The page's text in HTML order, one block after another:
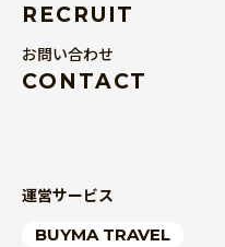
RECRUIT
お問い合わせ
CONTACT
運営サービス
BUYMA TRAVEL